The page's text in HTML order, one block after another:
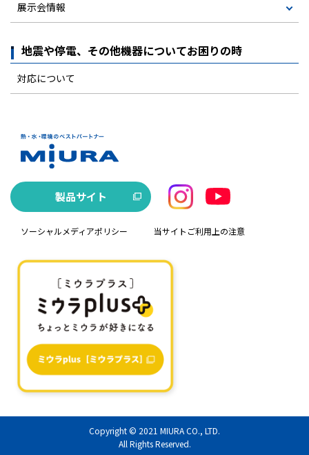
展示会情報
地震や停電、その他機器についてお困りの時
対応について
製品サイト
ソーシャルメディアポリシー 当サイトご利用上の注意
Copyright © 2021 MIURA CO., LTD.
All Rights Reserved.